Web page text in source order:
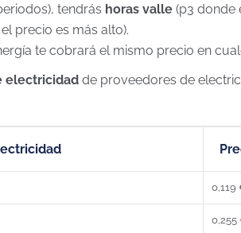
tendrás horas valle (p3 donde
precio es más alto).
te cobrará el mismo precio en
electricidad de proveedores de